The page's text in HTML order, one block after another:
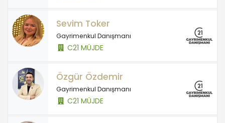
Sevim Toker
Gayrimenkul Danışmanı
C21 MÜJDE
Özgür Özdemir
Gayrimenkul Danışmanı
C21 MÜJDE